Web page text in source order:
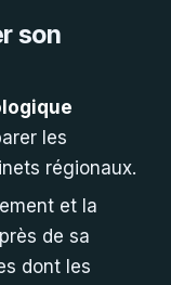
son
les
régionaux.
et la
de sa
dont les